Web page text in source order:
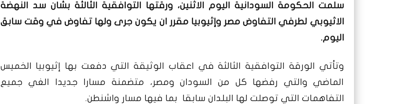
سلمت الحكومة السودانية اليوم الاثنين، ورقتها التوافقية الثالثة بشان سد النهضة
الاثيوبي لطرفي التفاوض مصر وإثيوبيا مقرر ان يكون جرى ولها تفاوض في وقت سابق
اليوم.
وتأتي الورقة التوافقية الثالثة في اعقاب الوثيقة التي دفعت بها إثيوبيا الخميس
الماضي والتي رفضها كل من السودان ومصر، متضمنة مسارا جديدا الغي جميع
التفاهمات التي توصلت لها البلدان سابقا بما فيها مسار واشنطن.